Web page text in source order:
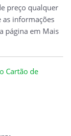
preço qualquer
informações
página em Mais
Cartão de